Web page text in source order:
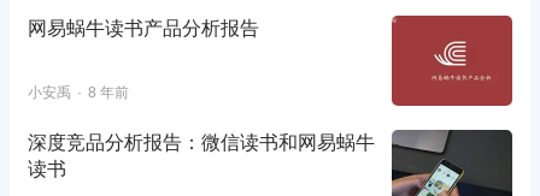
网易蜗牛读书产品分析报告
小安禹 8 年前
深度竞品分析报告：微信读书和网易蜗牛
读书